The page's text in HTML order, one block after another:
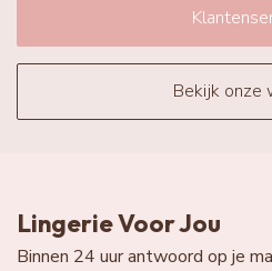
Bekijk onze
Lingerie Voor Jou
Binnen 24 uur antwoord op je